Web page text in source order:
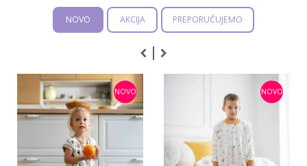
NOVO AKCIJA PREPORUČUJEMO
NOVO NOVO